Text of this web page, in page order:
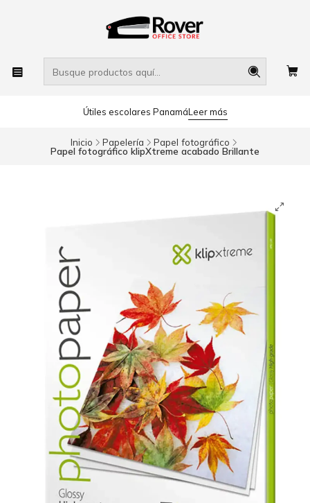
Útiles escolares PanamáLeer más
Inicio Papelería Papel fotográfico
Papel fotográfico klipXtreme acabado Brillante